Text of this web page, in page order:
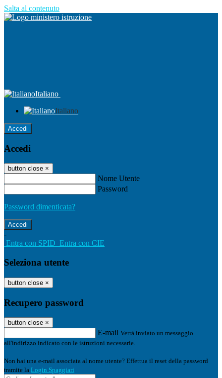
Salta al contenuto
Italiano
Italiano
Accedi
Accedi
button close ×
Nome Utente
Password
Password dimenticata?
-
Entra con SPID Entra con CIE
Seleziona utente
button close ×
Recupero password
button close ×
E-mail Verrà inviato un messaggio
all'indirizzo indicato con le istruzioni necessarie.
Non hai una e-mail associata al nome utente? Effettua il reset della password
tramite la Login Spaggiari